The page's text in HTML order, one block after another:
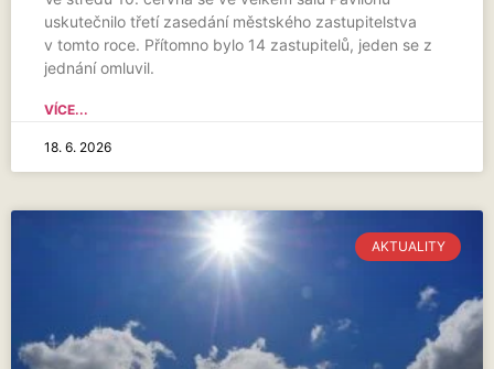
uskutečnilo třetí zasedání městského zastupitelstva
v tomto roce. Přítomno bylo 14 zastupitelů, jeden se z
jednání omluvil.
VÍCE...
18. 6. 2026
AKTUALITY